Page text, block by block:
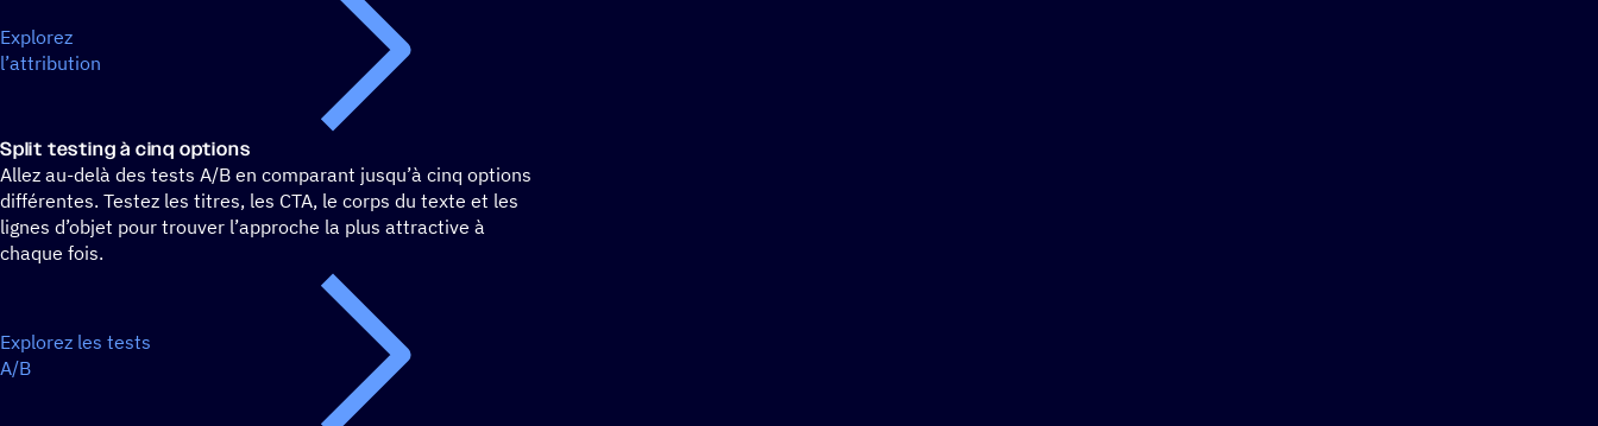
Explorez
l’attribution
Split testing à cinq options
Allez au-delà des tests A/B en comparant jusqu’à cinq options
différentes. Testez les titres, les CTA, le corps du texte et les
lignes d’objet pour trouver l’approche la plus attractive à
chaque fois.
Explorez les tests
A/B